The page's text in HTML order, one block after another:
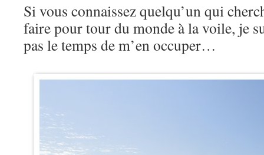
Si vous connaissez quelqu’un qui
faire pour tour du monde à la voile, je
pas le temps de m’en occuper…